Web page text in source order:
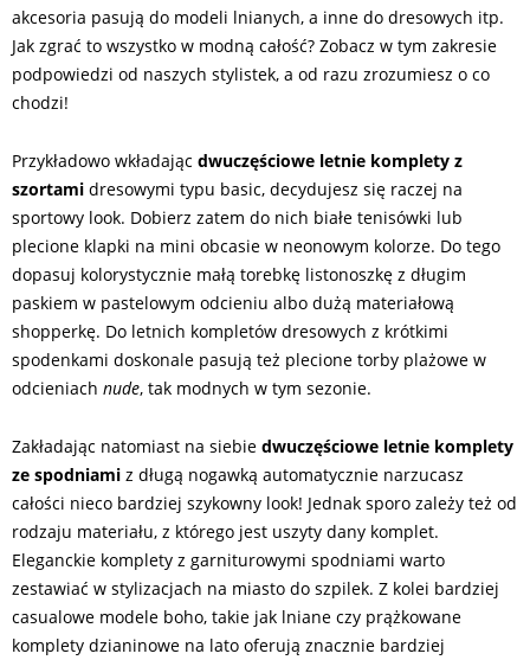
akcesoria pasują do modeli lnianych, a inne do dresowych itp.
Jak zgrać to wszystko w modną całość? Zobacz w tym zakresie
podpowiedzi od naszych stylistek, a od razu zrozumiesz o co
chodzi!
Przykładowo wkładając dwuczęściowe letnie komplety z
szortami dresowymi typu basic, decydujesz się raczej na
sportowy look. Dobierz zatem do nich białe tenisówki lub
plecione klapki na mini obcasie w neonowym kolorze. Do tego
dopasuj kolorystycznie małą torebkę listonoszkę z długim
paskiem w pastelowym odcieniu albo dużą materiałową
shopperkę. Do letnich kompletów dresowych z krótkimi
spodenkami doskonale pasują też plecione torby plażowe w
odcieniach nude, tak modnych w tym sezonie.
Zakładając natomiast na siebie dwuczęściowe letnie komplety
ze spodniami z długą nogawką automatycznie narzucasz
całości nieco bardziej szykowny look! Jednak sporo zależy też od
rodzaju materiału, z którego jest uszyty dany komplet.
Eleganckie komplety z garniturowymi spodniami warto
zestawiać w stylizacjach na miasto do szpilek. Z kolei bardziej
casualowe modele boho, takie jak lniane czy prążkowane
komplety dzianinowe na lato oferują znacznie bardziej